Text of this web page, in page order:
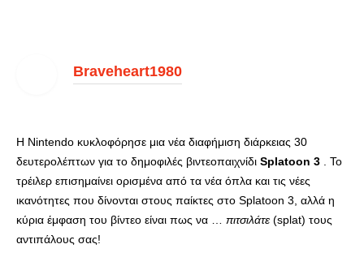
Braveheart1980
Η Nintendo κυκλοφόρησε μια νέα διαφήμιση διάρκειας 30
δευτερολέπτων για το δημοφιλές βιντεοπαιχνίδι Splatoon 3 . Το
τρέιλερ επισημαίνει ορισμένα από τα νέα όπλα και τις νέες
ικανότητες που δίνονται στους παίκτες στο Splatoon 3, αλλά η
κύρια έμφαση του βίντεο είναι πως να … πιτσιλάτε(splat) τους
αντιπάλους σας!